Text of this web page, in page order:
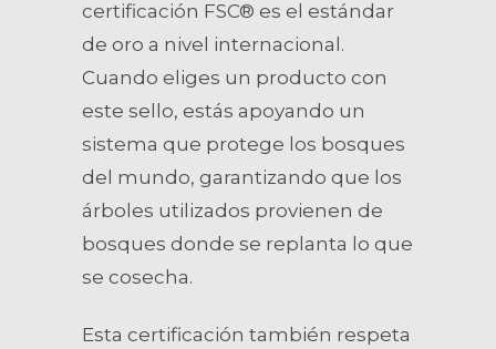
certificación FSC® es el estándar
de oro a nivel internacional.
Cuando eliges un producto con
este sello, estás apoyando un
sistema que protege los bosques
del mundo, garantizando que los
árboles utilizados provienen de
bosques donde se replanta lo que
se cosecha.
Esta certificación también respeta